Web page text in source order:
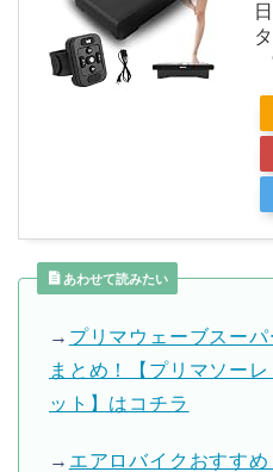
あわせて読みたい
→ プリマウェーブスー
まとめ！【プリマソー
ット】はコチラ
→ エアロバイクおすす